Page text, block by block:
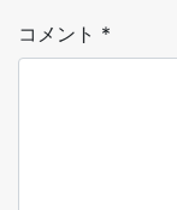
コメント *